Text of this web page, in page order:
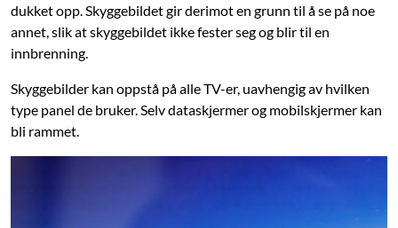
dukket opp. Skyggebildet gir derimot en grunn til å se på noe
annet, slik at skyggebildet ikke fester seg og blir til en
innbrenning.
Skyggebilder kan oppstå på alle TV-er, uavhengig av hvilken
type panel de bruker. Selv dataskjermer og mobilskjermer kan
bli rammet.